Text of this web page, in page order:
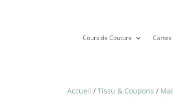
Cours de Couture Cartes
Accueil /Tissu & Coupons /